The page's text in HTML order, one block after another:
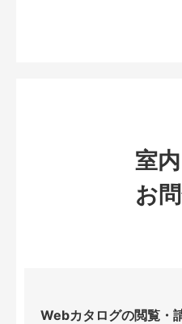
室
お
Webカタログの閲覧・